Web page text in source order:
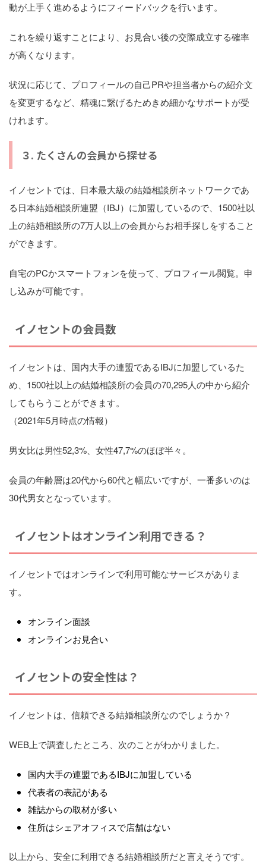
動が上手く進めるようにフィードバックを行います。
これを繰り返すことにより、お見合い後の交際成立する確率
が高くなります。
状況に応じて、プロフィールの自己PRや担当者からの紹介文
を変更するなど、精魂に繋げるためきめ細かなサポートが受
けれます。
３. たくさんの会員から探せる
イノセントでは、日本最大級の結婚相談所ネットワークであ
る日本結婚相談所連盟（IBJ）に加盟しているので、1500社以
上の結婚相談所の7万人以上の会員からお相手探しをすること
ができます。
自宅のPCかスマートフォンを使って、プロフィール閲覧。申
し込みが可能です。
イノセントの会員数
イノセントは、国内大手の連盟であるIBJに加盟しているた
め、1500社以上の結婚相談所の会員の70,295人の中から紹介
してもらうことができます。
（2021年5月時点の情報）
男女比は男性52,3%、女性47,7%のほぼ半々。
会員の年齢層は20代から60代と幅広いですが、一番多いのは
30代男女となっています。
イノセントはオンライン利用できる？
イノセントではオンラインで利用可能なサービスがありま
す。
オンライン面談
オンラインお見合い
イノセントの安全性は？
イノセントは、信頼できる結婚相談所なのでしょうか？
WEB上で調査したところ、次のことがわかりました。
国内大手の連盟であるIBJに加盟している
代表者の表記がある
雑誌からの取材が多い
住所はシェアオフィスで店舗はない
以上から、安全に利用できる結婚相談所だと言えそうです。